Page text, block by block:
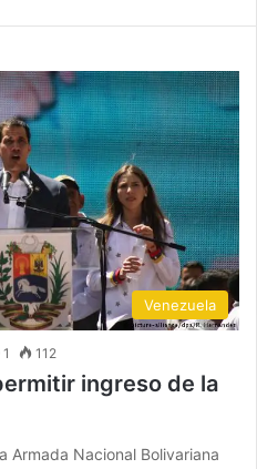
Venezuela
1 112
ingreso de la
Armada Nacional Bolivariana